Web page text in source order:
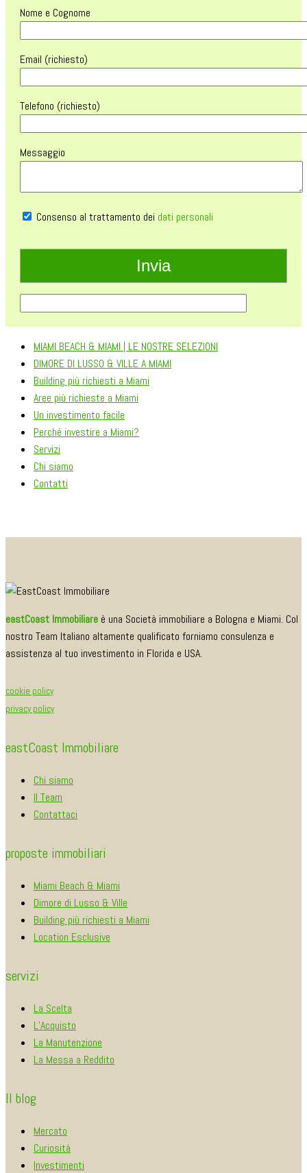
Nome e Cognome
Email (richiesto)
Telefono (richiesto)
Messaggio
Consenso al trattamento dei dati personali
MIAMI BEACH & MIAMI | LE NOSTRE SELEZIONI
DIMORE DI LUSSO & VILLE A MIAMI
Building più richiesti a Miami
Aree più richieste a Miami
Un investimento facile
Perché investire a Miami?
Servizi
Chi siamo
Contatti
eastCoast Immobiliare è una Società immobiliare a Bologna e Miami. Col
nostro Team Italiano altamente qualificato forniamo consulenza e
assistenza al tuo investimento in Florida e USA.
cookie policy
privacy policy
eastCoast Immobiliare
Chi siamo
Il Team
Contattaci
proposte immobiliari
Miami Beach & Miami
Dimore di Lusso & Ville
Building più richiesti a Miami
Location Esclusive
servizi
La Scelta
L’Acquisto
La Manutenzione
La Messa a Reddito
Il blog
Mercato
Curiosità
Investimenti